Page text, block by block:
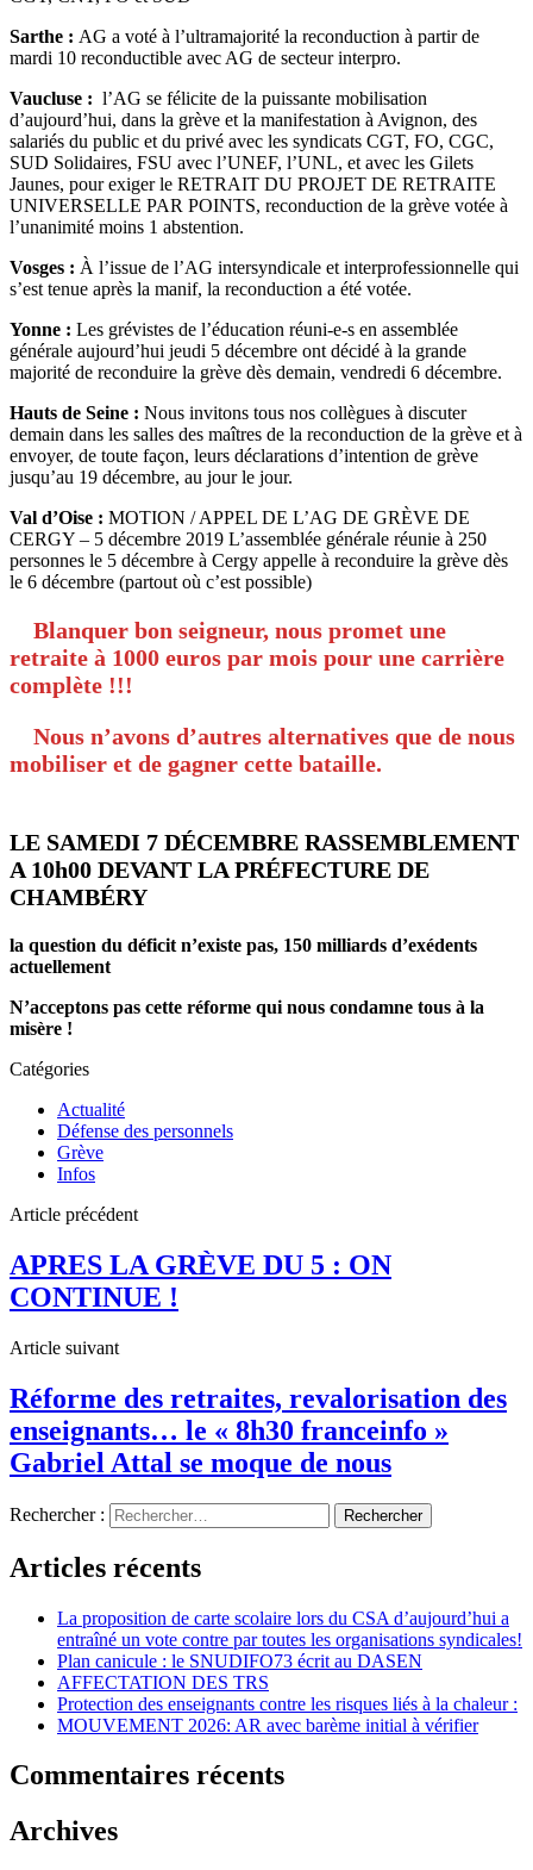
Sarthe : AG a voté à l’ultramajorité la reconduction à partir de
mardi 10 reconductible avec AG de secteur interpro.
Vaucluse : l’AG se félicite de la puissante mobilisation
d’aujourd’hui, dans la grève et la manifestation à Avignon, des
salariés du public et du privé avec les syndicats CGT, FO, CGC,
SUD Solidaires, FSU avec l’UNEF, l’UNL, et avec les Gilets
Jaunes, pour exiger le RETRAIT DU PROJET DE RETRAITE
UNIVERSELLE PAR POINTS, reconduction de la grève votée à
l’unanimité moins 1 abstention.
Vosges : À l’issue de l’AG intersyndicale et interprofessionnelle qui
s’est tenue après la manif, la reconduction a été votée.
Yonne : Les grévistes de l’éducation réuni-e-s en assemblée
générale aujourd’hui jeudi 5 décembre ont décidé à la grande
majorité de reconduire la grève dès demain, vendredi 6 décembre.
Hauts de Seine : Nous invitons tous nos collègues à discuter
demain dans les salles des maîtres de la reconduction de la grève et à
envoyer, de toute façon, leurs déclarations d’intention de grève
jusqu’au 19 décembre, au jour le jour.
Val d’Oise : MOTION / APPEL DE L’AG DE GRÈVE DE
CERGY – 5 décembre 2019 L’assemblée générale réunie à 250
personnes le 5 décembre à Cergy appelle à reconduire la grève dès
le 6 décembre (partout où c’est possible)
Blanquer bon seigneur, nous promet une
retraite à 1000 euros par mois pour une carrière
complète !!!
Nous n’avons d’autres alternatives que de nous
mobiliser et de gagner cette bataille.
LE SAMEDI 7 DÉCEMBRE RASSEMBLEMENT
A 10h00 DEVANT LA PRÉFECTURE DE
CHAMBÉRY
la question du déficit n’existe pas, 150 milliards d’exédents
actuellement
N’acceptons pas cette réforme qui nous condamne tous à la
misère !
Catégories
Actualité
Défense des personnels
Grève
Infos
Article précédent
APRES LA GRÈVE DU 5 : ON
CONTINUE !
Article suivant
Réforme des retraites, revalorisation des
enseignants… le « 8h30 franceinfo »
Gabriel Attal se moque de nous
Rechercher :
Articles récents
La proposition de carte scolaire lors du CSA d’aujourd’hui a
entraîné un vote contre par toutes les organisations syndicales!
Plan canicule : le SNUDIFO73 écrit au DASEN
AFFECTATION DES TRS
Protection des enseignants contre les risques liés à la chaleur :
MOUVEMENT 2026: AR avec barème initial à vérifier
Commentaires récents
Archives